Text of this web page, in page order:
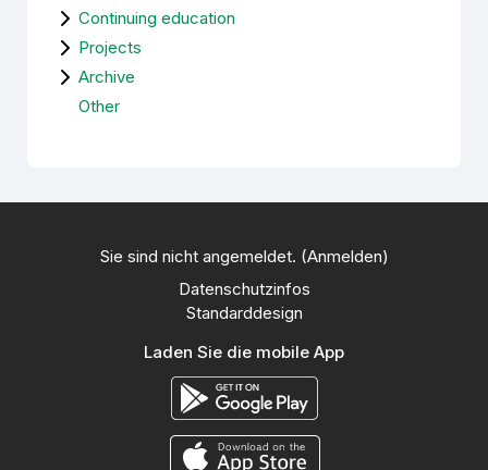
Continuing education
Projects
Archive
Other
Sie sind nicht angemeldet. (Anmelden)
Datenschutzinfos
Standarddesign
Laden Sie die mobile App